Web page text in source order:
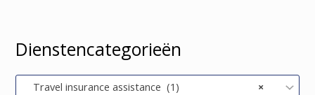
Dienstencategorieën
×
Travel insurance assistance (1)